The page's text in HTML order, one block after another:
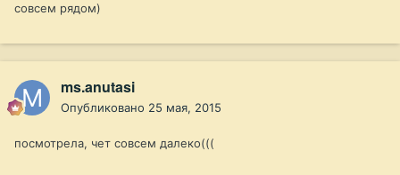
совсем рядом)
ms.anutasi
Опубликовано 25 мая, 2015
посмотрела, чет совсем далеко(((